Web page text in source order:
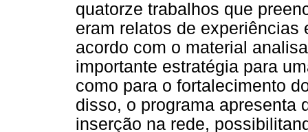
quatorze trabalhos que
eram relatos de
acordo com o material
importante estratégia para
como para o fortalecimento
disso, o programa apresenta
inserção na rede,